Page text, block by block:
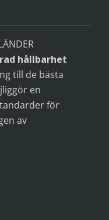
hållbarhet
till de bästa
en
för
av